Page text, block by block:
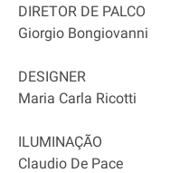
DIRETOR DE PALCO
Giorgio Bongiovanni
DESIGNER
Maria Carla Ricotti
ILUMINAÇÃO
Claudio De Pace